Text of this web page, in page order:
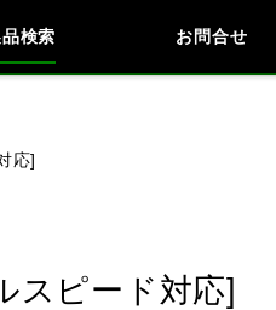
検索 お問合せ
応]
スピード対応]